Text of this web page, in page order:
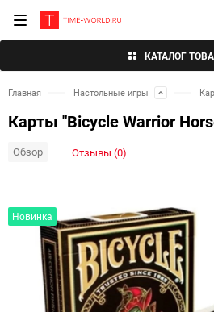
КАТАЛОГ
Главная Настольные игры
Карты "Bicycle Warrior
Обзор Отзывы (0)
Новинка